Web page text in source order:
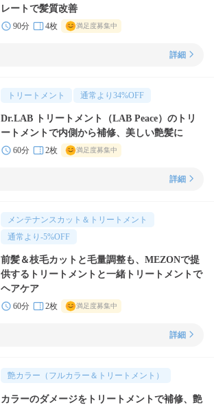
レートで髪質改善
90分 4枚 満足度募集中
詳細
トリートメント 通常より 34%OFF
Dr.LAB トリートメント（LAB Peace）のトリ
ートメントで内側から補修、美しい艶髪に
60分 2枚 満足度募集中
詳細
メンテナンスカット＆トリートメント
通常より -5%OFF
前髪＆枝毛カットと毛量調整も、MEZONで提
供するトリートメントと一緒トリートメントで
ヘアケア
60分 2枚 満足度募集中
詳細
艶カラー（フルカラー＆トリートメント）
カラーのダメージをトリートメントで補修、艶